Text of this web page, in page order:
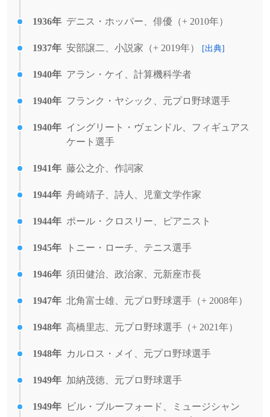
1936年 デニス・ホッパー、俳優（+ 2010年）
1937年 安部譲二、小説家（+ 2019年） [出典]
1940年 アラン・ケイ、計算機科学者
1940年 フランク・ヤシック、元プロ野球選手
1940年 イングリート・ヴェンドル、フィギュアス
ケート選手
1941年 藤公之介、作詞家
1944年 舟崎靖子、詩人、児童文学作家
1944年 ポール・クロスリー、ピアニスト
1945年 トニー・ローチ、テニス選手
1946年 須田健治、政治家、元新座市長
1947年 北角富士雄、元プロ野球選手（+ 2008年）
1948年 高橋里志、元プロ野球選手（+ 2021年）
1948年 カルロス・メイ、元プロ野球選手
1949年 加納茂徳、元プロ野球選手
1949年
ビル・ブルーフォード、ミュージシャン